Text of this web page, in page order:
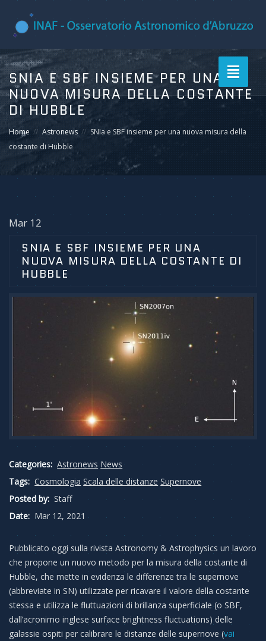
Toggle
SNIA E SBF INSIEME PER UNA
NUOVA MISURA DELLA COSTANTE
DI HUBBLE
Home Astronews
SNIa e SBF insieme per una nuova misura della
costante di Hubble
Mar 12
SNIA E SBF INSIEME PER UNA
NUOVA MISURA DELLA COSTANTE DI
HUBBLE
Categories: Astronews News
Tags: Cosmologia Scala delle distanze Supernove
Posted by: Staff
Date: Mar 12, 2021
Pubblicato oggi sulla rivista Astronomy & Astrophysics un lavoro
che propone un nuovo metodo per la misura della costante di
Hubble, che mette in evidenza le differenze tra le supernove
(abbreviate in SN) utilizzate per ricavare il valore della costante
stessa e utilizza le fluttuazioni di brillanza superficiale (o SBF,
dall’acronimo inglese surface brightness fluctuations) delle
galassie ospiti per calibrare le distanze delle supernove (vai